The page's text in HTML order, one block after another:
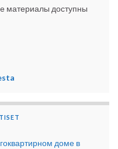
материалы доступны
доме в